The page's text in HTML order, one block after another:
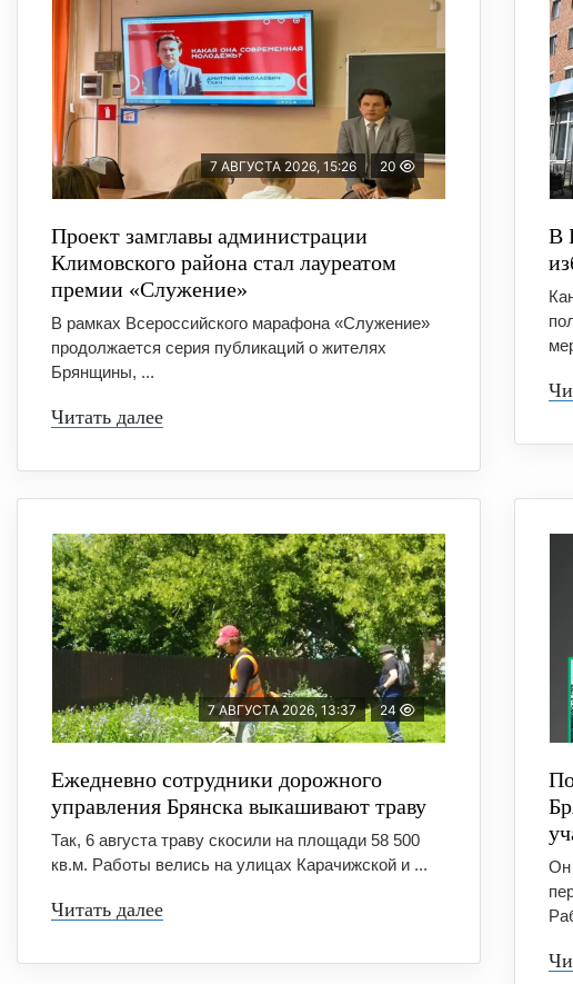
7 АВГУСТА 2026, 15:26 20
Проект замглавы администрации
Климовского района стал лауреатом
премии «Служение»
В рамках Всероссийского марафона «Служение»
продолжается серия публикаций о жителях
Брянщины, ...
Читать далее
В
7 АВГУСТА 2026, 13:37 24
Ежедневно сотрудники дорожного
управления Брянска выкашивают траву
Так, 6 августа траву скосили на площади 58 500
кв.м. Работы велись на улицах Карачижской и ...
Читать далее
Он